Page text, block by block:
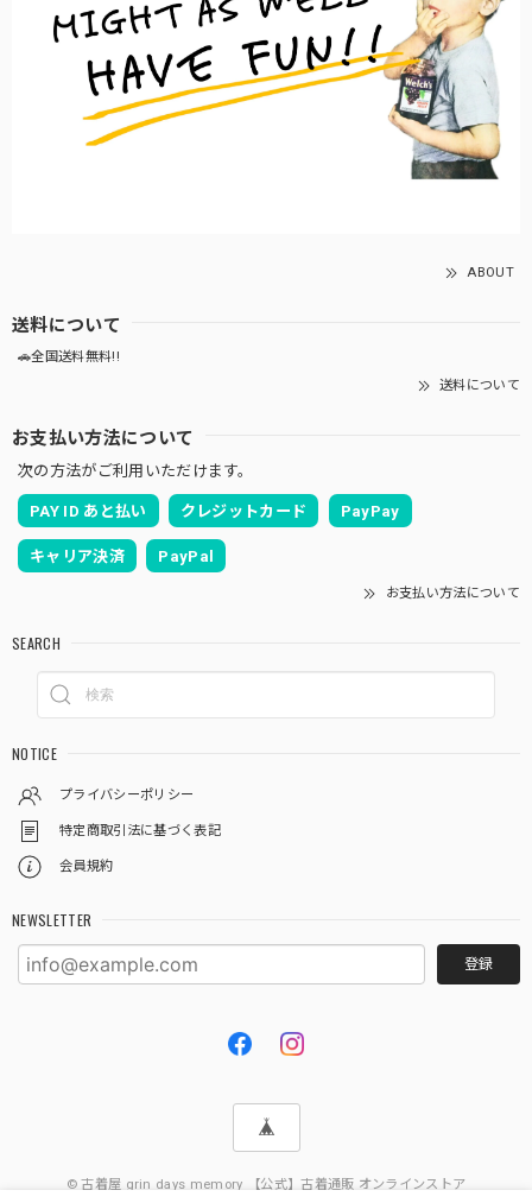
ABOUT
送料について
🚗全国送料無料!!
送料について
お支払い方法について
次の方法がご利用いただけます。
PAY ID あと払い クレジットカード PayPay
キャリア決済 PayPal
お支払い方法について
SEARCH
NOTICE
プライバシーポリシー
特定商取引法に基づく表記
会員規約
NEWSLETTER
登録
© 古着屋 grin days memory 【公式】古着通販 オンラインストア